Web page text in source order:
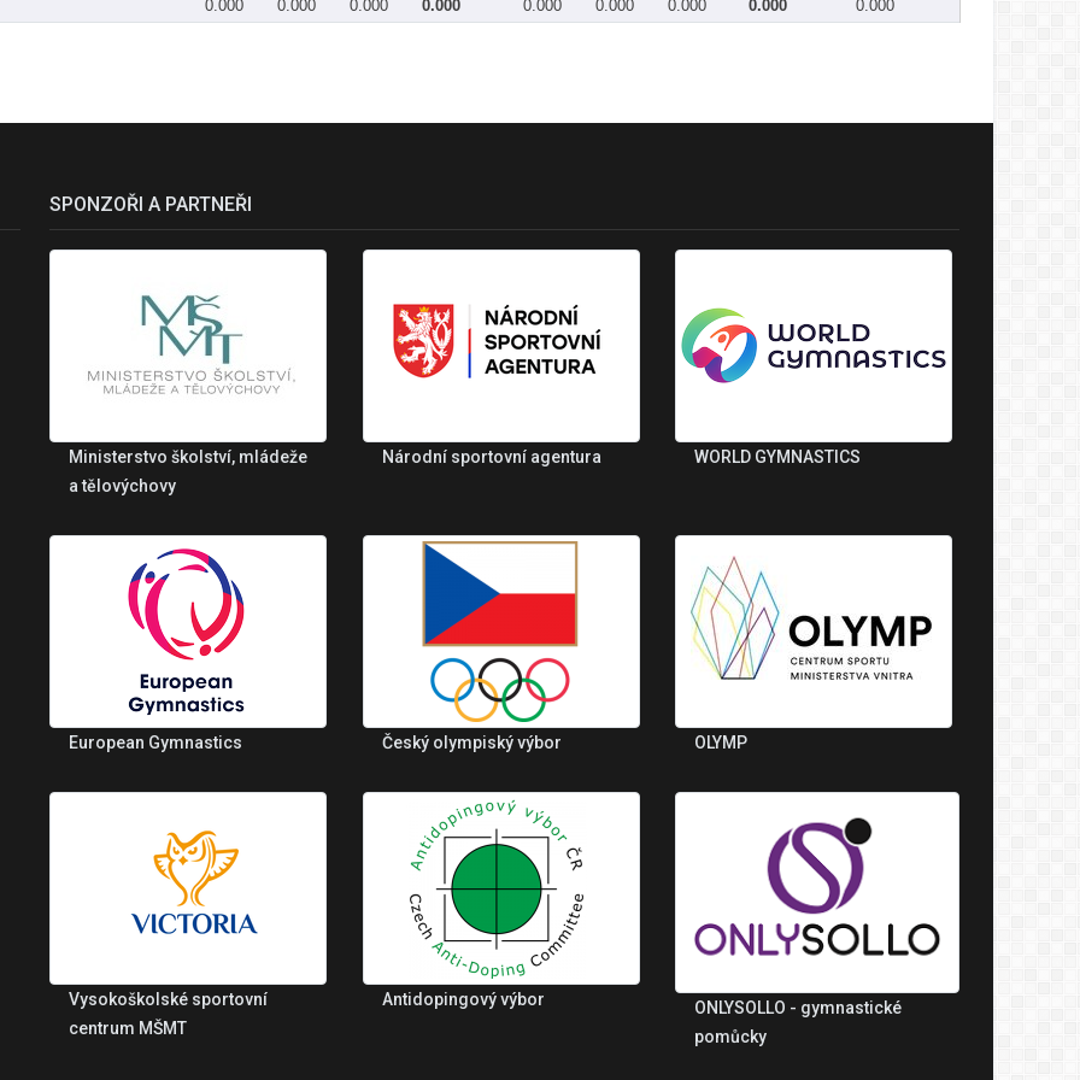
0.000 0.000 0.000 0.000 0.000 0.000 0.000 0.000 0.000
SPONZOŘI A PARTNEŘI
Ministerstvo školství, mládeže
a tělovýchovy
Národní sportovní agentura WORLD GYMNASTICS
European Gymnastics Český olympiský výbor OLYMP
Vysokoškolské sportovní
centrum MŠMT
Antidopingový výbor
ONLYSOLLO - gymnastické
pomůcky